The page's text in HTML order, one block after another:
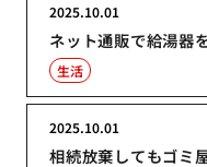
ネット通販で給湯器
2025.10.01
生活
相続放棄してもゴミ
2025.10.01